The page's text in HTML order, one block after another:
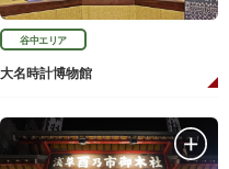
谷中エリア
大名時計博物館